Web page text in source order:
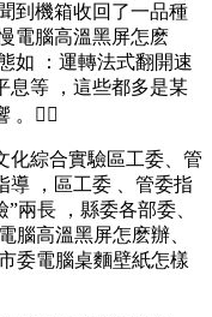
，聞到機箱收回了一品種
慢電腦高溫黑屏怎麽
態如 ：運轉法式翻開速
等 ，這些都多是某
。
綜合實驗區工委 、管
  ，區工委 、管委指
長 ，縣委各部委、
腦高溫黑屏怎麽辦 、
市委電腦桌麵壁紙怎樣